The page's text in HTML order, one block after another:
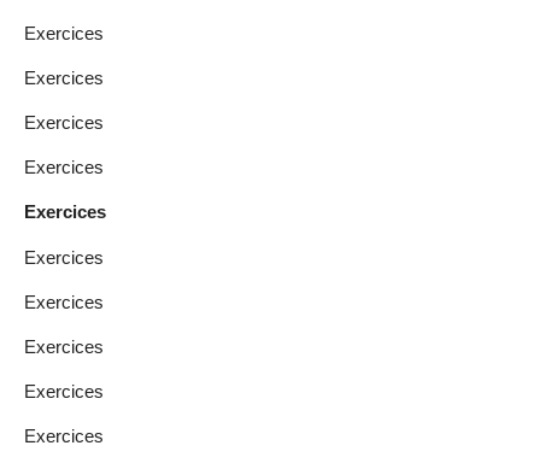
Exercices
Exercices
Exercices
Exercices
Exercices
Exercices
Exercices
Exercices
Exercices
Exercices